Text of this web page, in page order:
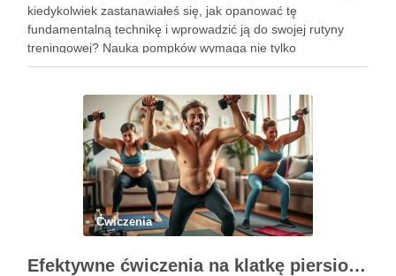
kiedykolwiek zastanawiałeś się, jak opanować tę
fundamentalną technikę i wprowadzić ją do swojej rutyny
treningowej? Nauka pompków wymaga nie tylko
determinacji, ale także zrozumienia poprawnej formy i
Ćwiczenia
Efektywne ćwiczenia na klatkę piersiową w domu – przewodnik po treningu